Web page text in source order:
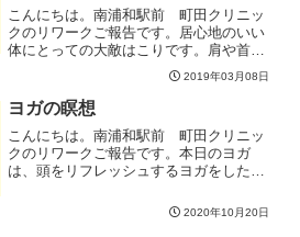
こんにちは。南浦和駅前 町田クリニッ
クのリワークご報告です。居心地のいい
体にとっての大敵はこりです。肩や首、
背中、下半身、触れるとカチカチに硬く
なってる人がほとんどかと思います。こ
れらのコリは、血行の悪さや、酸素や栄
養が体の隅々まで届かなく...
2019年03月08日
ヨガの瞑想
こんにちは。南浦和駅前 町田クリニッ
クのリワークご報告です。本日のヨガ
は、頭をリフレッシュするヨガをしたの
単に説明です。瞑想の本質は、自分の内
側に目を向けて客観的に自分を眺める練
2020年10月20日